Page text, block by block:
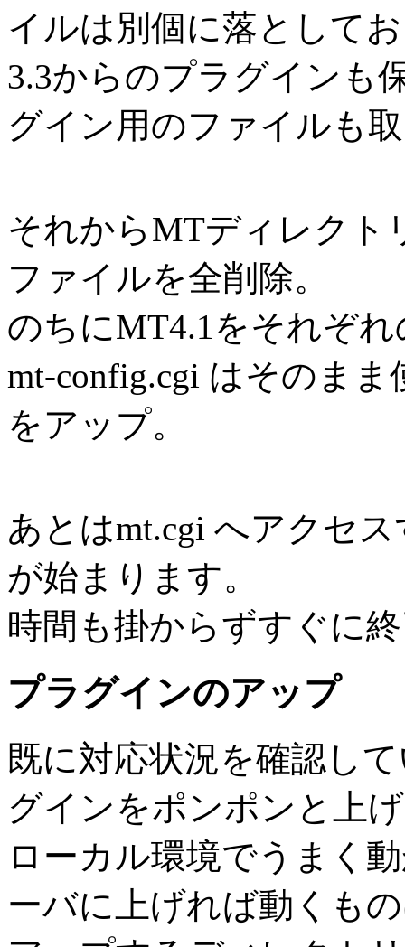
イルは別個に落として
3.3からのプラグインも
グイン用のファイルも
それからMTディレクト
ファイルを全削除。
のちにMT4.1をそれぞ
mt-config.cgi はそのま
をアップ。
あとはmt.cgi へアクセ
が始まります。
時間も掛からずすぐに
プラグインのアップ
既に対応状況を確認し
グインをポンポンと上
ローカル環境でうまく
ーバに上げれば動くも